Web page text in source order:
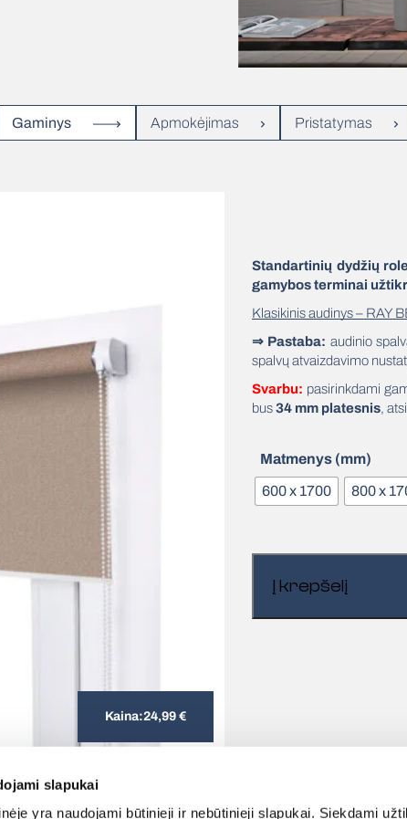
slapukai
yra naudojami būtinieji ir nebūtinieji slapukai. Siekdami
Gaminys Apmokėjimas Pristatymas
Kaina:24,99 €
Standartinių dydžių
gamybos terminai
Klasikinis audinys – RAY
⇒ Pastaba: audinio
spalvų atvaizdavimo
Svarbu: pasirinkdami
bus34 mm platesnis,
Matmenys (mm)
600 x 1700 800 x
Į krepšelį